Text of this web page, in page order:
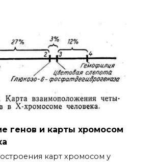
генов и карты хромосом
карт хромосом у